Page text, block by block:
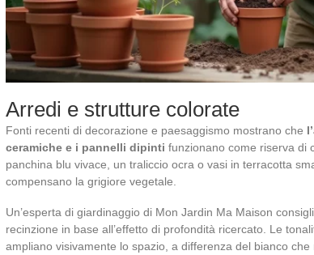
Arredi e strutture colorate
Fonti recenti di decorazione e paesaggismo mostrano che
ceramiche e i pannelli dipinti funzionano come riserva di
panchina blu vivace, un traliccio ocra o vasi in terracotta
compensano la grigiore vegetale.
Un’esperta di giardinaggio di Mon Jardin Ma Maison
recinzione in base all’effetto di profondità ricercato. Le
ampliano visivamente lo spazio, a differenza del bianco che